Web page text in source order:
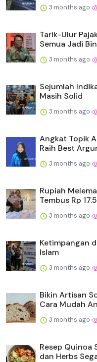
3 months ago
Tarik-Ulur
Semua Jadi
3 months ago
Sejumlah
Masih Solid
3 months ago
Angkat Topik
Raih Best
3 months ago
Rupiah
Tembus Rp
3 months ago
Ketimpangan
Islam
3 months ago
Bikin Artisan
Cara Mudah
3 months ago
Resep Quinoa
dan Herbs